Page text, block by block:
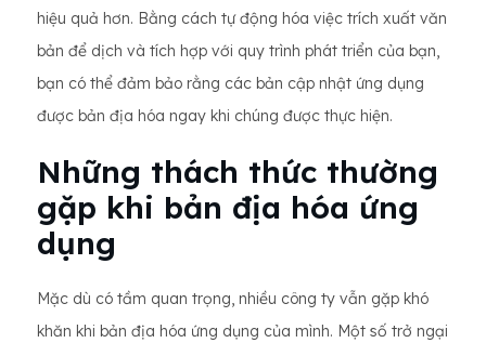
hiệu quả hơn. Bằng cách tự động hóa việc trích xuất văn
bản để dịch và tích hợp với quy trình phát triển của bạn,
bạn có thể đảm bảo rằng các bản cập nhật ứng dụng
được bản địa hóa ngay khi chúng được thực hiện.
Những thách thức thường
gặp khi bản địa hóa ứng
dụng
Mặc dù có tầm quan trọng, nhiều công ty vẫn gặp khó
khăn khi bản địa hóa ứng dụng của mình. Một số trở ngại